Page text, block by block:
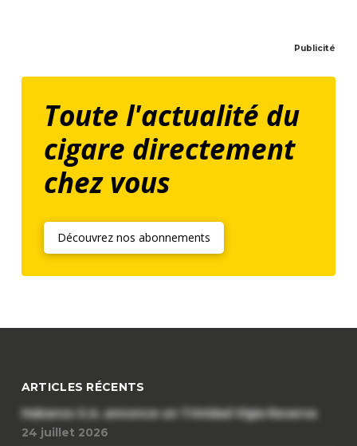
Publicité
Toute l'actualité du
cigare directement
chez vous
Découvrez nos abonnements
ARTICLES RÉCENTS
Habanos S.A. annonce un Trinidad Vigia Reserva
24 juillet 2026